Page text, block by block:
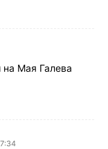
на Мая Галева